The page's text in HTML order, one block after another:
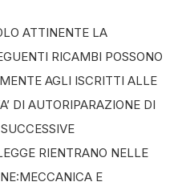
ATTINENTE LA
RICAMBI POSSONO
AGLI ISCRITTI ALLE
DI AUTORIPARAZIONE DI
RIENTRANO NELLE
E